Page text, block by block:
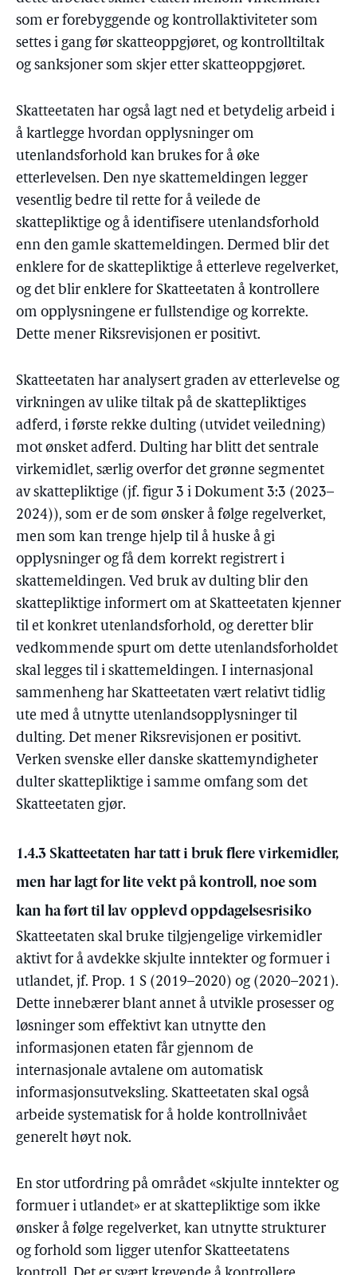
som er forebyggende og kontrollaktiviteter som
settes i gang før skatteoppgjøret, og kontrolltiltak
og sanksjoner som skjer etter skatteoppgjøret.
Skatteetaten har også lagt ned et betydelig arbeid i
å kartlegge hvordan opplysninger om
utenlandsforhold kan brukes for å øke
etterlevelsen. Den nye skattemeldingen legger
vesentlig bedre til rette for å veilede de
skattepliktige og å identifisere utenlandsforhold
enn den gamle skattemeldingen. Dermed blir det
enklere for de skattepliktige å etterleve regelverket,
og det blir enklere for Skatteetaten å kontrollere
om opplysningene er fullstendige og korrekte.
Dette mener Riksrevisjonen er positivt.
Skatteetaten har analysert graden av etterlevelse og
virkningen av ulike tiltak på de skattepliktiges
adferd, i første rekke dulting (utvidet veiledning)
mot ønsket adferd. Dulting har blitt det sentrale
virkemidlet, særlig overfor det grønne segmentet
av skattepliktige (jf. figur 3 i Dokument 3:3 (2023–
2024)), som er de som ønsker å følge regelverket,
men som kan trenge hjelp til å huske å gi
opplysninger og få dem korrekt registrert i
skattemeldingen. Ved bruk av dulting blir den
skattepliktige informert om at Skatteetaten kjenner
til et konkret utenlandsforhold, og deretter blir
vedkommende spurt om dette utenlandsforholdet
skal legges til i skattemeldingen. I internasjonal
sammenheng har Skatteetaten vært relativt tidlig
ute med å utnytte utenlandsopplysninger til
dulting. Det mener Riksrevisjonen er positivt.
Verken svenske eller danske skattemyndigheter
dulter skattepliktige i samme omfang som det
Skatteetaten gjør.
1.4.3 Skatteetaten har tatt i bruk flere virkemidler,
men har lagt for lite vekt på kontroll, noe som
kan ha ført til lav opplevd oppdagelsesrisiko
Skatteetaten skal bruke tilgjengelige virkemidler
aktivt for å avdekke skjulte inntekter og formuer i
utlandet, jf. Prop. 1 S (2019–2020) og (2020–2021).
Dette innebærer blant annet å utvikle prosesser og
løsninger som effektivt kan utnytte den
informasjonen etaten får gjennom de
internasjonale avtalene om automatisk
informasjonsutveksling. Skatteetaten skal også
arbeide systematisk for å holde kontrollnivået
generelt høyt nok.
En stor utfordring på området «skjulte inntekter og
formuer i utlandet» er at skattepliktige som ikke
ønsker å følge regelverket, kan utnytte strukturer
og forhold som ligger utenfor Skatteetatens